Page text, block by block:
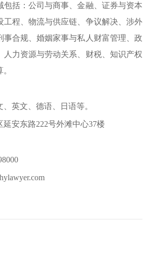
包括：公司与商事、金融、证券与资本
工程、物流与供应链、争议解决、涉外
事合规、婚姻家事与私人财富管理、政
人力资源与劳动关系、财税、知识产权
英文、德语、日语等。
延安东路222号外滩中心37楼